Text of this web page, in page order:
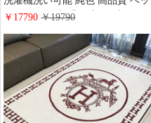
ドルーム 吸水 滑り止め ブランド
売れ筋 150*200cm キッチン 柔ら
かい 色移り防止 フランネル ルイ
ビトン 滑り止め素材
￥17790￥19790